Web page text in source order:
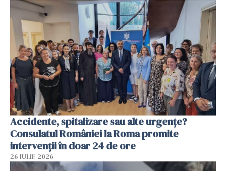
Accidente, spitalizare sau alte urgențe?
Consulatul României la Roma promite
intervenții în doar 24 de ore
26 IULIE 2026